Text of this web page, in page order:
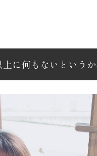
に何もないという